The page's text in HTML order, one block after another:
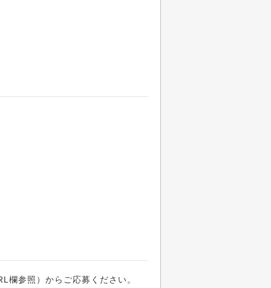
欄参照）からご応募ください。